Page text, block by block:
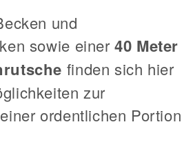
und
sowie einer40 Meter
finden sich hier
zur
ordentlichen Portion